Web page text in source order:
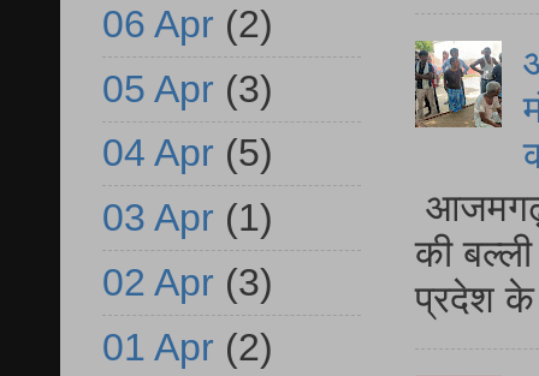
आजमगढ़
की
प्रदेश
06 Apr (2)
05 Apr (3)
04 Apr (5)
03 Apr (1)
02 Apr (3)
01 Apr (2)